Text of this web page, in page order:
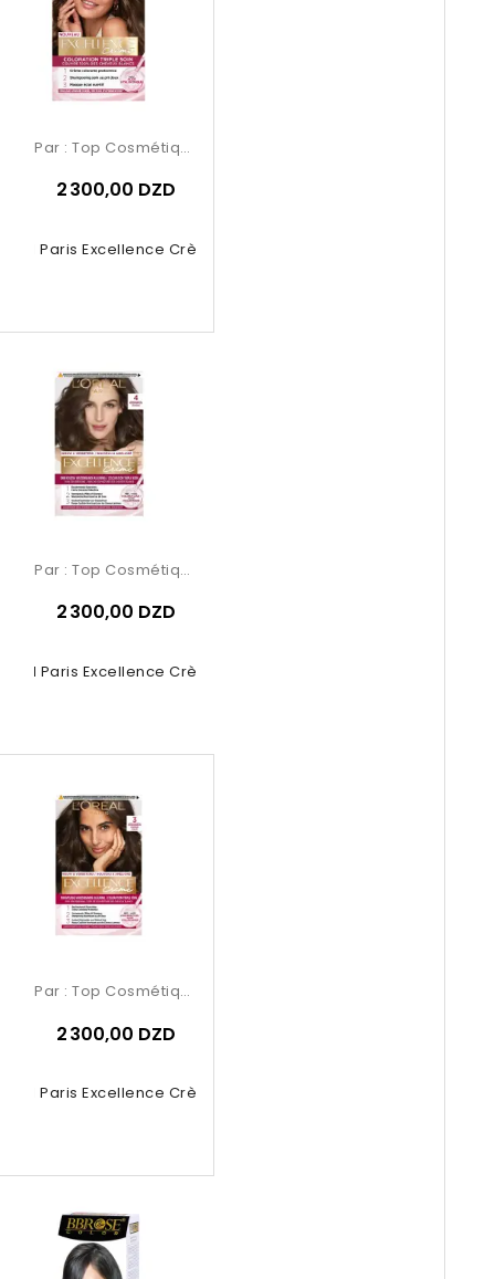
Paris Excellence Crème –...
Par : Top Cosmétiques
2 300,00 DZD
Paris Excellence Crème –...
Par : Top Cosmétiques
2 300,00 DZD
Paris Excellence Crème –...
Par : Top Cosmétiques
2 300,00 DZD